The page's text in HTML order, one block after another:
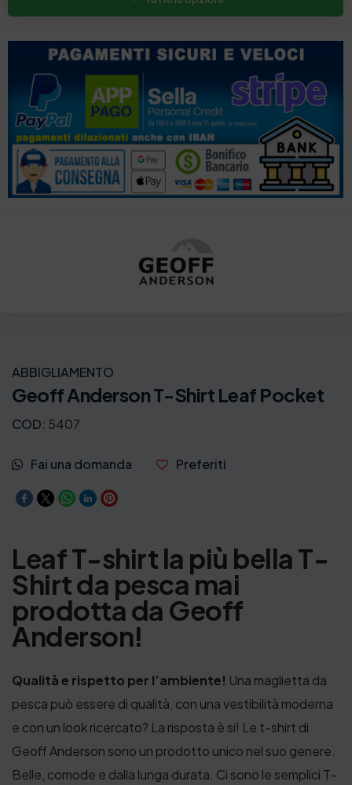
ABBIGLIAMENTO
Geoff Anderson T-Shirt Leaf Pocket
COD: 5407
Fai una domanda Preferiti
Leaf T-shirt la più bella T-
Shirt da pesca mai
prodotta da Geoff
Anderson!
Qualità e rispetto per l’ambiente! Una maglietta da
pesca può essere di qualità, con una vestibilità moderna
e con un look ricercato? La risposta è si! Le t-shirt di
Geoff Anderson sono un prodotto unico nel suo genere.
Belle, comode e dalla lunga durata. Ci sono le semplici T-